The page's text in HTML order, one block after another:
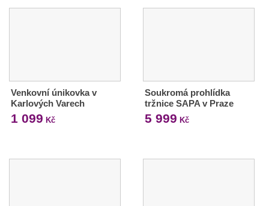
Venkovní únikovka v
Karlových Varech
1 099 Kč
Soukromá prohlídka
tržnice SAPA v Praze
5 999 Kč